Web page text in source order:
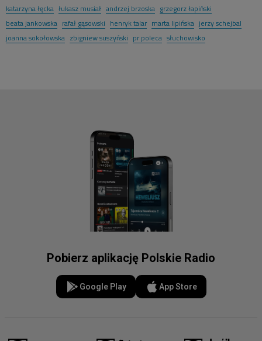
katarzyna łęcka łukasz musiał andrzej brzoska grzegorz łapiński
beata jankowska rafał gąsowski henryk talar marta lipińska jerzy schejbal
joanna sokołowska zbigniew suszyński pr poleca słuchowisko
Pobierz aplikację Polskie Radio
Google Play App Store